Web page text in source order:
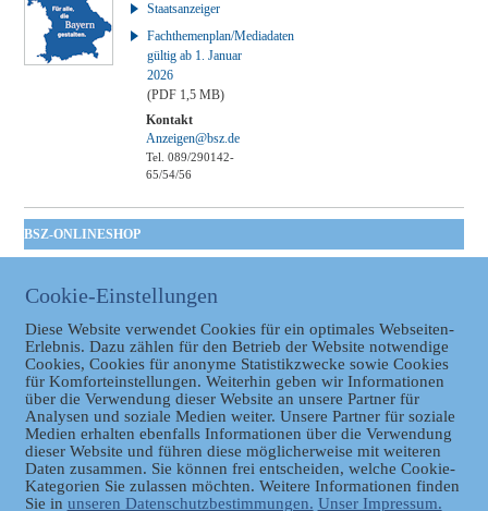
Staatsanzeiger
Fachthemenplan/Mediadaten
gültig ab 1. Januar
2026
(PDF 1,5 MB)
Kontakt
Anzeigen@bsz.de
Tel. 089/290142-
65/54/56
BSZ-ONLINESHOP
Taschenbuch
GVBl | Einbanddecke
Datenschutz
Cookie-Einstellungen
Diese Website verwendet Cookies für ein optimales Webseiten-
Erlebnis. Dazu zählen für den Betrieb der Website notwendige
Cookies, Cookies für anonyme Statistikzwecke sowie Cookies
für Komforteinstellungen. Weiterhin geben wir Informationen
über die Verwendung dieser Website an unsere Partner für
Analysen und soziale Medien weiter. Unsere Partner für soziale
Medien erhalten ebenfalls Informationen über die Verwendung
dieser Website und führen diese möglicherweise mit weiteren
Daten zusammen. Sie können frei entscheiden, welche Cookie-
Kategorien Sie zulassen möchten. Weitere Informationen finden
Sie in unseren Datenschutzbestimmungen. Unser Impressum.